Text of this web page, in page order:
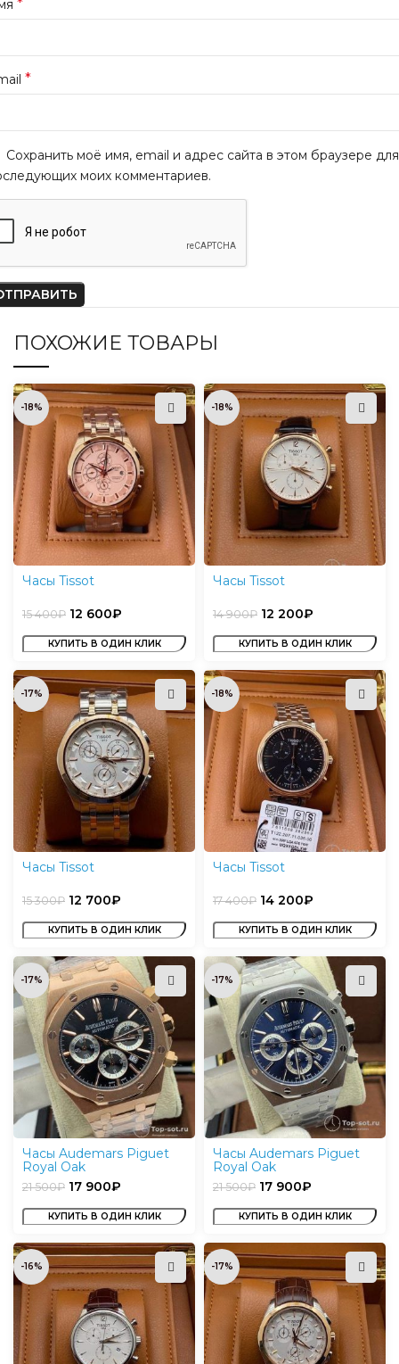
*
*
Сохранить моё имя, email и адрес сайта в этом браузере для
моих комментариев.
ПОХОЖИЕ ТОВАРЫ
-18%
Часы Tissot
15 400₽ 12 600₽
КУПИТЬ В ОДИН КЛИК
-18%
Часы Tissot
14 900₽ 12 200₽
КУПИТЬ В ОДИН КЛИК
-17%
Часы Tissot
15 300₽ 12 700₽
КУПИТЬ В ОДИН КЛИК
-18%
Часы Tissot
17 400₽ 14 200₽
КУПИТЬ В ОДИН КЛИК
-17%
Часы Audemars Piguet
Royal Oak
21 500₽ 17 900₽
КУПИТЬ В ОДИН КЛИК
-17%
Часы Audemars Piguet
Royal Oak
21 500₽ 17 900₽
КУПИТЬ В ОДИН КЛИК
-16% -17%